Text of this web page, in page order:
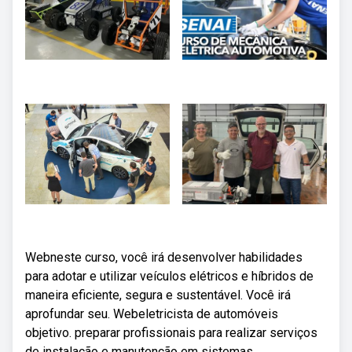
Webneste curso, você irá desenvolver habilidades
para adotar e utilizar veículos elétricos e híbridos de
maneira eficiente, segura e sustentável. Você irá
aprofundar seu. Webeletricista de automóveis
objetivo. preparar profissionais para realizar serviços